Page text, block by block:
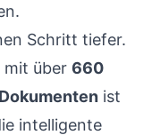
Schritt tiefer.
mit über 660
ist
intelligente